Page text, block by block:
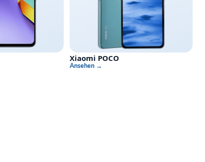
Xiaomi POCO
Ansehen →